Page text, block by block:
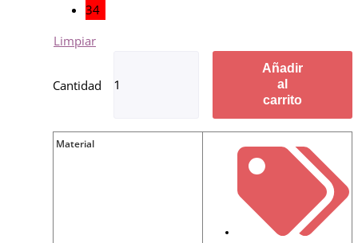
34
Limpiar
Añadir
al
carrito
Material